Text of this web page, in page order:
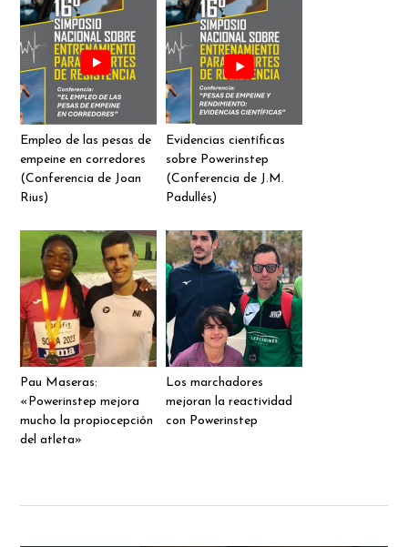
Empleo de las pesas de
empeine en corredores
(Conferencia de Joan
Rius)
Evidencias científicas
sobre Powerinstep
(Conferencia de J.M.
Padullés)
Pau Maseras:
«Powerinstep mejora
mucho la propiocepción
del atleta»
Los marchadores
mejoran la reactividad
con Powerinstep